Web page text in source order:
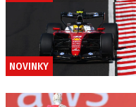
NOVINKY